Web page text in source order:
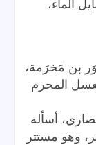
الماء،
بن مَخرَمة،
يغسل المحرم
أسأله
وهو مستتر